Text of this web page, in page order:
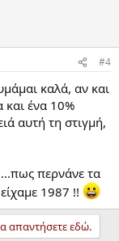
#4
καλά, αν και
ένα 10%
αυτή τη στιγμή,
περνάνε τα
1987 !!
απαντήσετε εδώ.